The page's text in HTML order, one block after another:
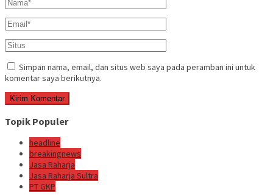
Simpan nama, email, dan situs web saya pada peramban ini untuk
komentar saya berikutnya.
Topik Populer
headline
breakingnews
Jasa Raharja
Jasa Raharja Sultra
PT GKP